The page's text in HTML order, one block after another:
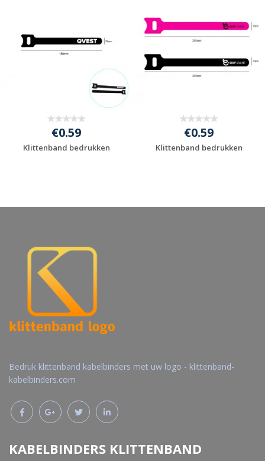
€0.59
Klittenband bedrukken
€0.59
Klittenband bedrukken
Bedruk klittenband kabelbinders met uw logo - klittenband-
kabelbinders.com
KABELBINDERS KLITTENBAND